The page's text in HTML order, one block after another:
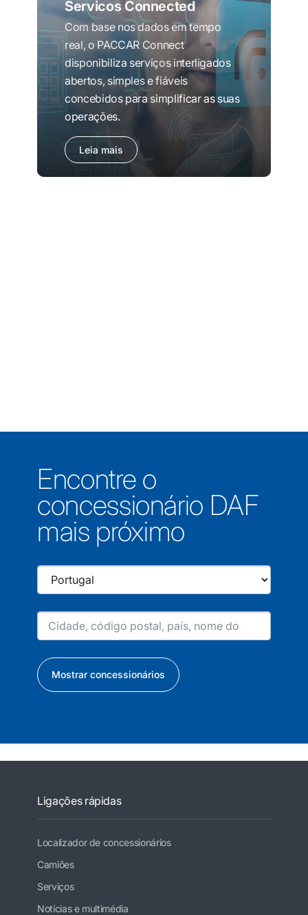
Servicos Connected
Com base nos dados em tempo
real, o PACCAR Connect
disponibiliza serviços interligados
abertos, simples e fiáveis
concebidos para simplificar as suas
operações.
Leia mais
Encontre o
concessionário DAF
mais próximo
Mostrar concessionários
Ligações rápidas
Localizador de concessionários
Camiões
Serviços
Notícias e multimédia